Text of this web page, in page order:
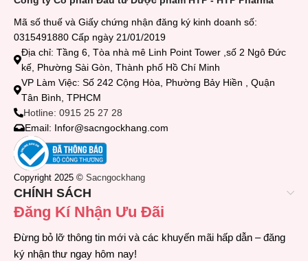
Mã số thuế và Giấy chứng nhận đăng ký kinh doanh số:
0315491880 Cấp ngày 21/01/2019
Địa chỉ: Tầng 6, Tòa nhà mê Linh Point Tower ,số 2 Ngô Đức
kế, Phường Sài Gòn, Thành phố Hồ Chí Minh
VP Làm Việc: Số 242 Cộng Hòa, Phường Bảy Hiền , Quận
Tân Bình, TPHCM
Hotline: 0915 25 27 28
Email: Infor@sacngockhang.com
Copyright 2025 © Sacngockhang
CHÍNH SÁCH
Đăng Kí Nhận Ưu Đãi
Đừng bỏ lỡ thông tin mới và các khuyến mãi hấp dẫn – đăng
ký nhận thư ngay hôm nay!